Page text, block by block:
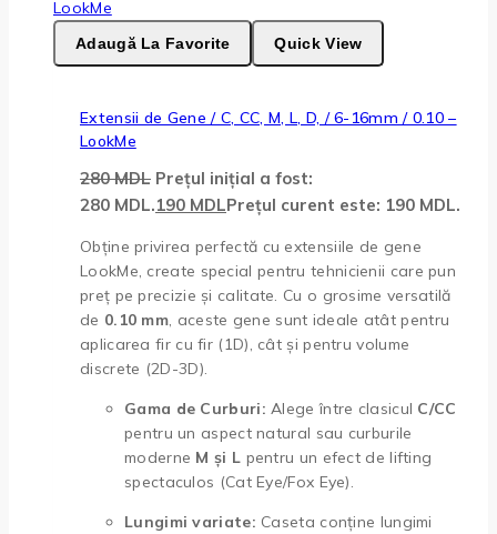
Adaugă La Favorite Quick View
Extensii de Gene / C, CC, M, L, D, / 6-16mm / 0.10 –
LookMe
280MDL Prețul inițial a fost:
280 MDL.190 MDLPrețul curent este: 190 MDL.
Obține privirea perfectă cu extensiile de gene
LookMe, create special pentru tehnicienii care pun
preț pe precizie și calitate. Cu o grosime versatilă
de 0.10 mm, aceste gene sunt ideale atât pentru
aplicarea fir cu fir (1D), cât și pentru volume
discrete (2D-3D).
Gama de Curburi: Alege între clasicul C/CC
pentru un aspect natural sau curburile
moderne M și L pentru un efect de lifting
spectaculos (Cat Eye/Fox Eye).
Lungimi variate: Caseta conține lungimi